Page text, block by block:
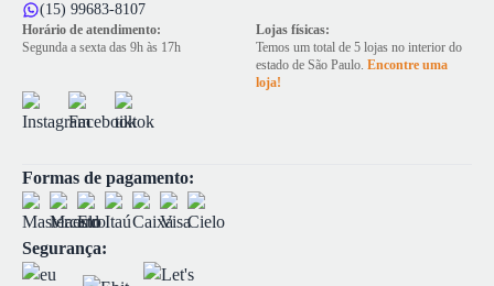
(15) 99683-8107
Horário de atendimento:
Segunda a sexta das 9h às 17h
Lojas físicas:
Temos um total de 5 lojas no interior do
estado de São Paulo. Encontre uma
loja!
Formas de pagamento:
Segurança: